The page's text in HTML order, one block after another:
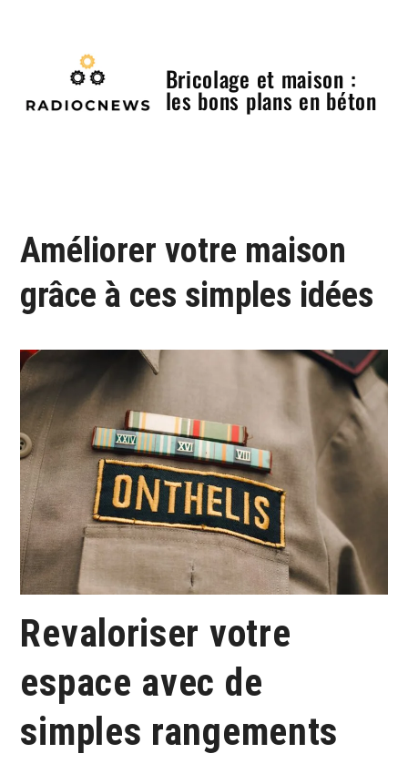
Bricolage et maison :
les bons plans en béton
Améliorer votre maison
grâce à ces simples idées
Revaloriser votre
espace avec de
simples rangements